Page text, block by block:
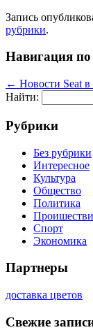
Запись
рубрики.
Навигация по
← Новости Seat
Найти:
Рубрики
Без рубрики
Интересное
Культура
Общество
Политика
Спорт
Экономика
Партнеры
доставка цветов
Свежие